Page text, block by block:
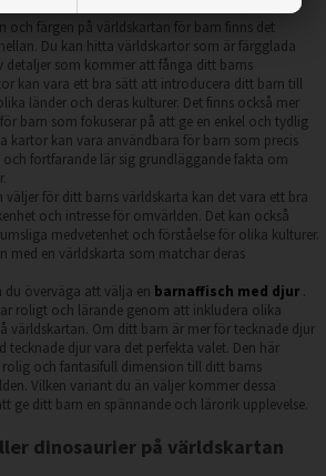
och färgen på världskartan för barn finns det
Du kan hitta världskartor som är färgglada
detaljer som kommer att fånga ditt barns
kan vara ett bra sätt att introducera ditt barn till
länder och deras kulturer. Det finns också mer
barn som fokuserar på att ge en enkel och tydlig
kartor kan vara användbara för barn som precis
fortfarande lär sig grundläggande fakta om
väljer för ditt barns världskarta kan det vara ett bra
och intresse för omvärlden. Det kan också
medvetenhet och förståelse för olika kulturer.
med en världskarta som matchar deras
överväga att välja en barnaffisch med djur .
roligt och lärande genom att inkludera olika
världskartan. Om ditt barn är mer för tecknade djur
tecknade djur vara det perfekta valet. Den här
och fantasifull dimension till ditt barns
Vilken variant du än väljer kommer dessa
ge ditt barn en spännande och lärorik upplevelse.
dinosaurier på världskartan